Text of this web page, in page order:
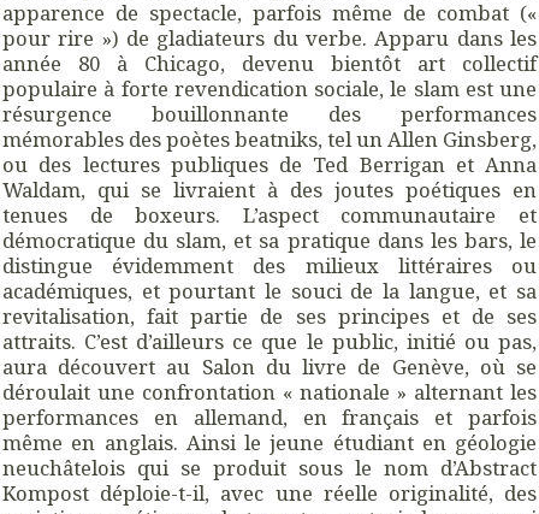
apparence de spectacle, parfois même de combat («
pour rire ») de gladiateurs du verbe. Apparu dans les
année 80 à Chicago, devenu bientôt art collectif
populaire à forte revendication sociale, le slam est une
résurgence bouillonnante des performances
mémorables des poètes beatniks, tel un Allen Ginsberg,
ou des lectures publiques de Ted Berrigan et Anna
Waldam, qui se livraient à des joutes poétiques en
tenues de boxeurs. L’aspect communautaire et
démocratique du slam, et sa pratique dans les bars, le
distingue évidemment des milieux littéraires ou
académiques, et pourtant le souci de la langue, et sa
revitalisation, fait partie de ses principes et de ses
attraits. C’est d’ailleurs ce que le public, initié ou pas,
aura découvert au Salon du livre de Genève, où se
déroulait une confrontation « nationale » alternant les
performances en allemand, en français et parfois
même en anglais. Ainsi le jeune étudiant en géologie
neuchâtelois qui se produit sous le nom d’Abstract
Kompost déploie-t-il, avec une réelle originalité, des